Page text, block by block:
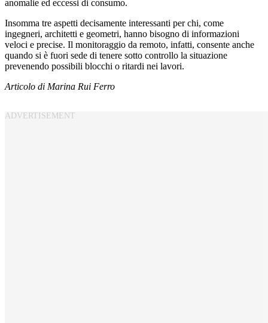
anomalie ed eccessi di consumo.
Insomma tre aspetti decisamente interessanti per chi, come
ingegneri, architetti e geometri, hanno bisogno di informazioni
veloci e precise. Il monitoraggio da remoto, infatti, consente anche
quando si è fuori sede di tenere sotto controllo la situazione
prevenendo possibili blocchi o ritardi nei lavori.
Articolo di Marina Rui Ferro